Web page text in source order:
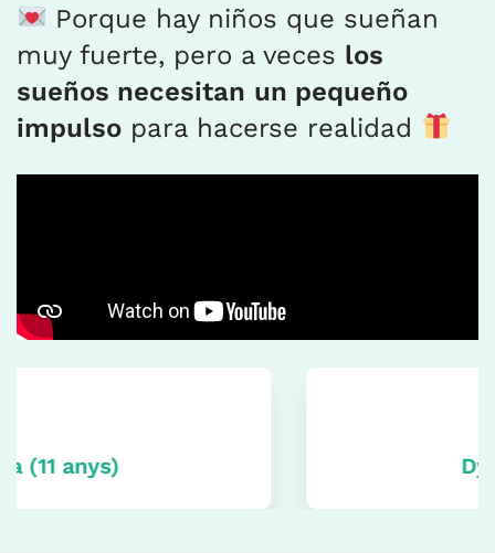
Porque hay niños que sueñan
muy fuerte, pero a veces los
sueños necesitan un pequeño
impulso para hacerse realidad